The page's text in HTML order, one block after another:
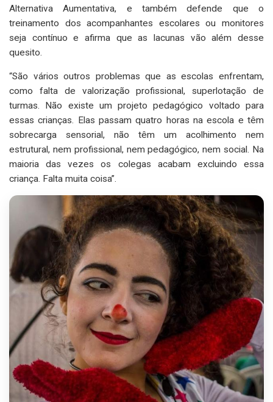
Alternativa Aumentativa, e também defende que o
treinamento dos acompanhantes escolares ou monitores
seja contínuo e afirma que as lacunas vão além desse
quesito.
“São vários outros problemas que as escolas enfrentam,
como falta de valorização profissional, superlotação de
turmas. Não existe um projeto pedagógico voltado para
essas crianças. Elas passam quatro horas na escola e têm
sobrecarga sensorial, não têm um acolhimento nem
estrutural, nem profissional, nem pedagógico, nem social. Na
maioria das vezes os colegas acabam excluindo essa
criança. Falta muita coisa”.